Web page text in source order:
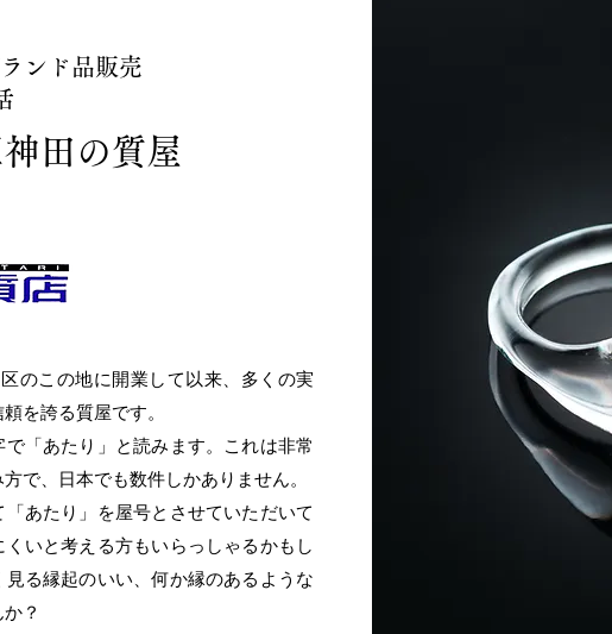
ンド品販売
田の質屋
のこの地に開業して以来、多くの実
を誇る質屋です。
で「あたり」と読みます。これは非常
で、日本でも数件しかありません。
あたり」を屋号とさせていただいて
くいと考える方もいらっしゃるかもし
る縁起のいい、何か縁のあるような
？